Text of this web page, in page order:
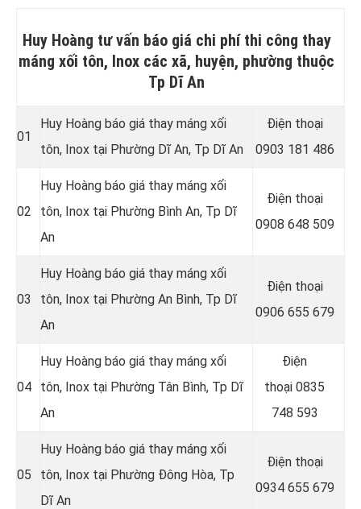
Huy Hoàng tư vấn báo giá chi phí thi công thay
máng xối tôn, Inox các xã, huyện, phường thuộc
Tp Dĩ An
01
Huy Hoàng báo giá thay máng xối
tôn, Inox tại Phường Dĩ An, Tp Dĩ An
Điện thoại
0903 181 486
02
Huy Hoàng báo giá thay máng xối
tôn, Inox tại Phường Bình An, Tp Dĩ
An
Điện thoại
0908 648 509
03
Huy Hoàng báo giá thay máng xối
tôn, Inox tại Phường An Bình, Tp Dĩ
An
Điện thoại
0906 655 679
04
Huy Hoàng báo giá thay máng xối
tôn, Inox tại Phường Tân Bình, Tp Dĩ
An
Điện
thoại 0835
748 593
05
Huy Hoàng báo giá thay máng xối
tôn, Inox tại Phường Đông Hòa, Tp
Dĩ An
Điện thoại
0934 655 679